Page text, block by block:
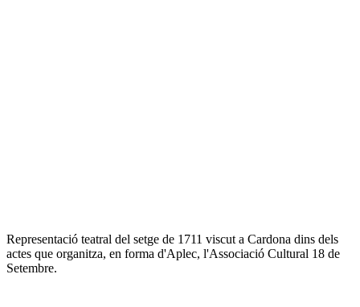
Representació teatral del setge de 1711 viscut a Cardona dins dels
actes que organitza, en forma d'Aplec, l'Associació Cultural 18 de
Setembre.